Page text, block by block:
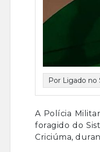
Por Ligado no
A Polícia
foragido do
Criciúma,